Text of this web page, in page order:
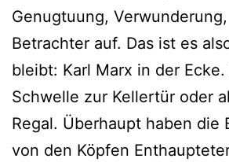
Genugtuung,
Betrachter auf. Das ist es
bleibt: Karl Marx in der
Schwelle zur Kellertür oder
Regal. Überhaupt haben die
von den Köpfen